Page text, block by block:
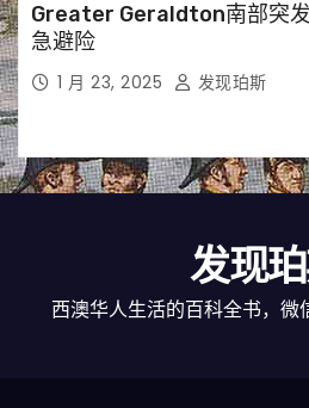
Greater Geraldton南部突
急避险
1 月 23, 2025 发现珀斯
发现
西澳华人生活的百科全书，